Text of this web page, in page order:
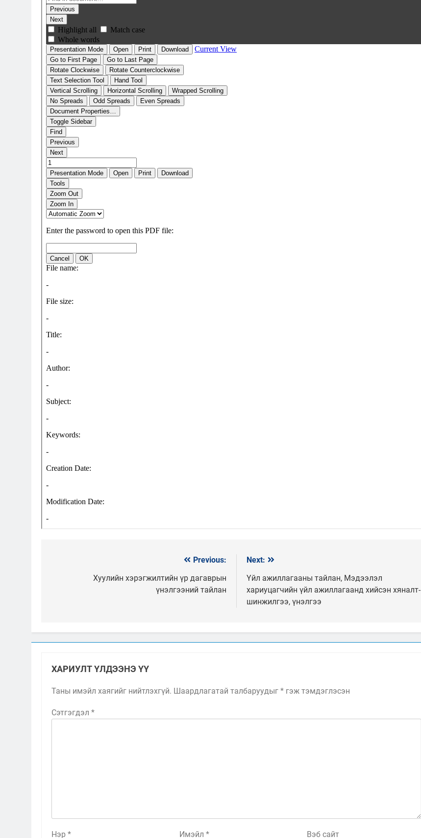
Previous:
Хуулийн хэрэгжилтийн үр дагаврын
үнэлгээний тайлан
Next:
Үйл ажиллагааны тайлан, Мэдээлэл
хариуцагчийн үйл ажиллагаанд хийсэн хяналт-
шинжилгээ, үнэлгээ
ХАРИУЛТ ҮЛДЭЭНЭ ҮҮ
Таны имэйл хаягийг нийтлэхгүй. Шаардлагатай талбаруудыг * гэж тэмдэглэсэн
Сэтгэгдэл *
Нэр * Имэйл * Вэб сайт